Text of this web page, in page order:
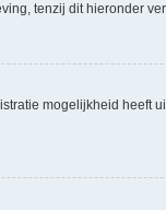
tenzij dit hieronder
mogelijkheid heeft